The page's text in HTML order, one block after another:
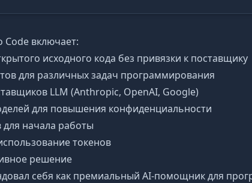
включает:
исходного кода без привязки к поставщику
для различных задач программирования
LLM (Anthropic, OpenAI, Google)
для повышения конфиденциальности
для начала работы
токенов
решение
себя как премиальный AI-помощник для